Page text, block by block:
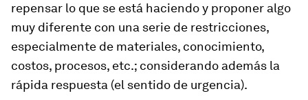
repensar lo que se está haciendo y proponer algo
muy diferente con una serie de restricciones,
especialmente de materiales, conocimiento,
costos, procesos, etc.; considerando además la
rápida respuesta (el sentido de urgencia).